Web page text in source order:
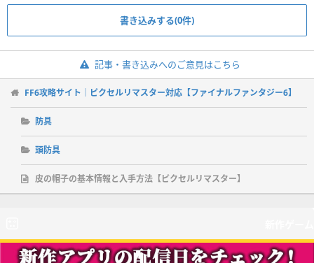
書き込みする(0件)
記事・書き込みへのご意見はこちら
FF6攻略サイト｜ピクセルリマスター対応【ファイナルファンタジー6】
防具
頭防具
皮の帽子の基本情報と入手方法【ピクセルリマスター】